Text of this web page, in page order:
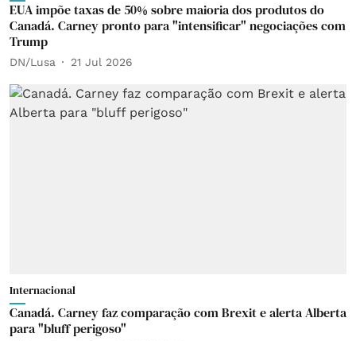
EUA impõe taxas de 50% sobre maioria dos produtos do
Canadá. Carney pronto para "intensificar" negociações com
Trump
DN/Lusa 21 Jul 2026
Internacional
Canadá. Carney faz comparação com Brexit e alerta Alberta
para "bluff perigoso"